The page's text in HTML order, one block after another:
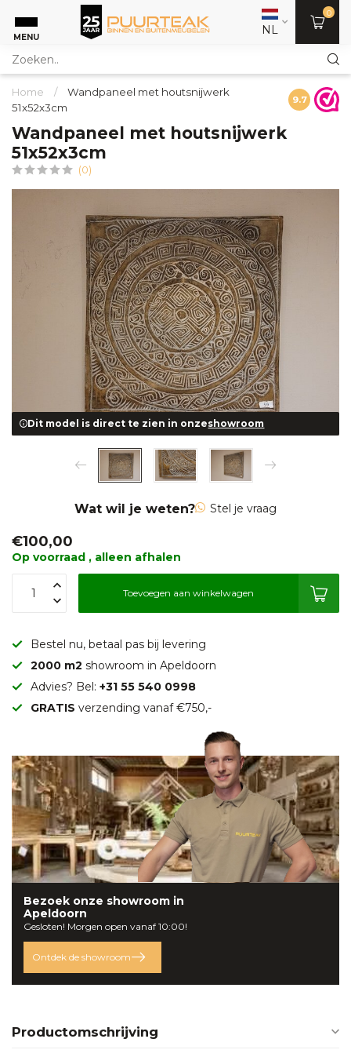
MENU NL
0
Home /
Wandpaneel met houtsnijwerk
51x52x3cm
9.7
Wandpaneel met houtsnijwerk
51x52x3cm
(0)
Dit model is direct te zien in onzeshowroom
Wat wil je weten? Stel je vraag
€100,00
Op voorraad , alleen afhalen
Toevoegen aan winkelwagen
Bestel nu, betaal pas bij levering
2000 m2 showroom in Apeldoorn
Advies? Bel: +31 55 540 0998
GRATIS verzending vanaf €750,-
Bezoek onze showroom in
Apeldoorn
Gesloten! Morgen open vanaf 10:00!
Ontdek de showroom
Productomschrijving